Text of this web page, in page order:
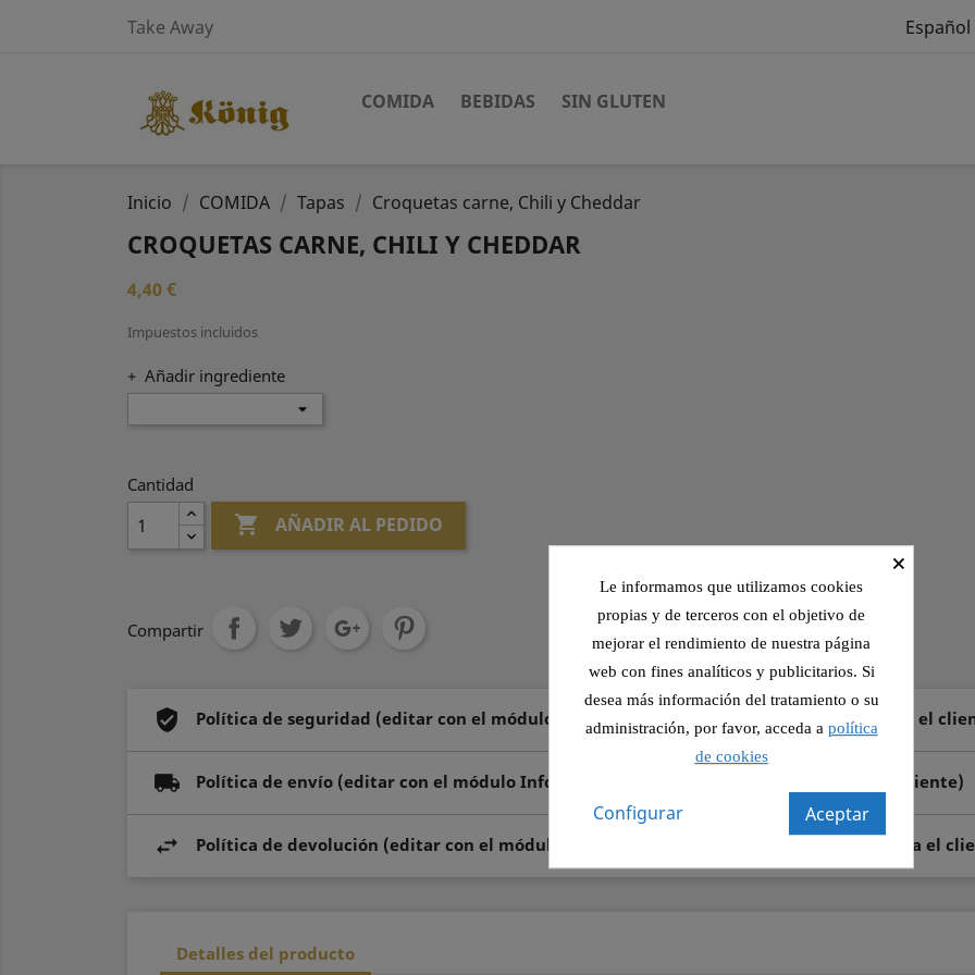
Take Away Español
COMIDA BEBIDAS SIN GLUTEN
Inicio COMIDA Tapas Croquetas carne, Chili y Cheddar
CROQUETAS CARNE, CHILI Y CHEDDAR
4,40 €
Impuestos incluidos
+ Añadir ingrediente
Cantidad
 AÑADIR AL PEDIDO
Compartir
Política de seguridad (editar con el módulo Información de seguridad y confianza para el
Política de envío (editar con el módulo Información de seguridad y confianza para el cliente)
Política de devolución (editar con el módulo Información de seguridad y confianza para el
Detalles del producto
×
Le informamos que utilizamos cookies
propias y de terceros con el objetivo de
mejorar el rendimiento de nuestra página
web con fines analíticos y publicitarios. Si
desea más información del tratamiento o su
administración, por favor, acceda a política
de cookies
Aceptar
Configurar